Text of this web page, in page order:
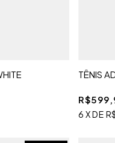
TÊNIS
6 XDE